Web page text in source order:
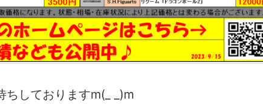
ちしておりますm(_ _)m